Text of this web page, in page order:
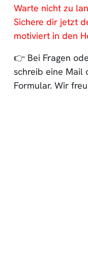
Warte nicht zu
Sichere dir jetzt
motiviert in den
👉 Bei Fragen
schreib eine Mail
Formular. Wir